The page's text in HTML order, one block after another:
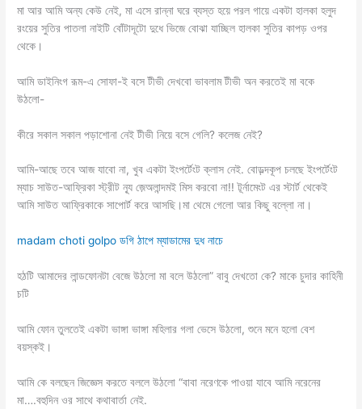
মা আর আমি অন্য কেউ নেই, মা এসে রান্না ঘরে ব্যস্ত হয়ে পরল গায়ে একটা হালকা হলুদ
রংয়ের সুতির পাতলা নাইটি বোঁটাদূটো দুধে ভিজে বোঝা যাচ্ছিল হালকা সুতির কাপড় ওপর
থেকে।
আমি ডাইনিংগ রূম-এ সোফা-ই বসে টীভী দেখবো ভাবলাম টীভী অন করতেই মা বকে
উঠলো-
কীরে সকাল সকাল পড়াশোনা নেই টীভী নিয়ে বসে গেলি? কলেজ নেই?
আমি-আছে তবে আজ যাবো না, খুব একটা ইংপর্টেংট ক্লাস নেই. বোড়ল্দকূপ চলছে ইংপর্টেংট
ম্যাচ সাউত-আফ্রিকা স্ট্রীট ন্যূ জ়েঅলান্দমই মিস করবো না!! টূর্নামেংট এর স্টার্ট থেকেই
আমি সাউত আফ্রিকাকে সাপোর্ট করে আসছি।মা থেমে গেলো আর কিছু বল্লো না।
madam choti golpo ডগি ঠাপে ম্যাডামের দুধ নাচে
হঠটি আমাদের লান্ডফোনটা বেজে উঠলো মা বলে উঠলো” বাবু দেখতো কে? মাকে চুদার কাহিনী
চটি
আমি ফোন তুলতেই একটা ভাঙ্গা ভাঙ্গা মহিলার গলা ভেসে উঠলো, শুনে মনে হলো বেশ
বয়স্কই।
আমি কে বলছেন জিজ্ঞেস করতে বললে উঠলো “বাবা নরেণকে পাওয়া যাবে আমি নরেনের
মা….বহুদিন ওর সাথে কথাবার্তা নেই.